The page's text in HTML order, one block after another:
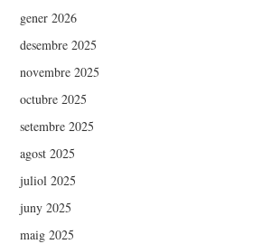
gener 2026
desembre 2025
novembre 2025
octubre 2025
setembre 2025
agost 2025
juliol 2025
juny 2025
maig 2025